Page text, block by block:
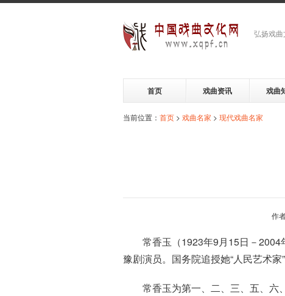
弘扬戏
首页 戏曲资讯 戏曲
当前位置： 首页 > 戏曲名家 > 现代戏曲名家
作
常香玉（1923年9月15日－2004
豫剧演员。国务院追授她“人民艺术家”
常香玉为第一、二、三、五、六